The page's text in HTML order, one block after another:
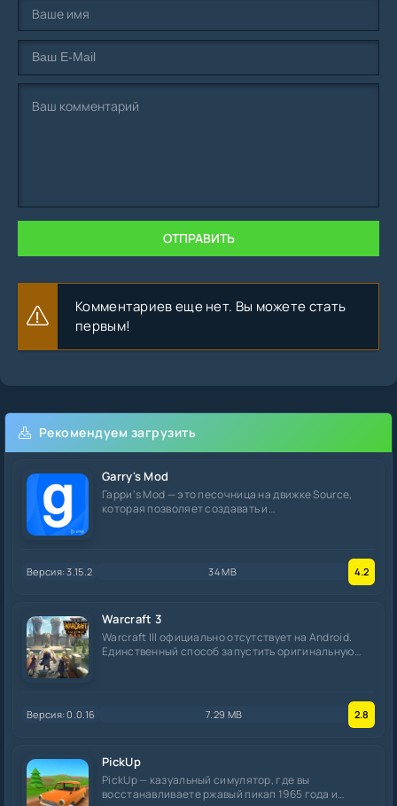
ОТПРАВИТЬ
Комментариев еще нет. Вы можете стать
первым!
Рекомендуем загрузить
Garry's Mod
Гарри's Mod — это песочница на движке Source,
которая позволяет создавать и
Версия: 3.15.2 34 MB 4.2
Warcraft 3
Warcraft III официально отсутствует на Android.
Единственный способ запустить оригинальную
Версия: 0.0.16 7.29 MB 2.8
PickUp
PickUp — казуальный симулятор, где вы
восстанавливаете ржавый пикап 1965 года и